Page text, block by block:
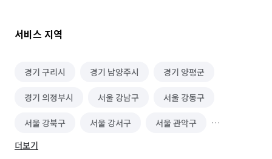
서비스 지역
경기 구리시 경기 남양주시 경기 양평군
경기 의정부시 서울 강남구 서울 강동구
서울 강북구 서울 강서구 서울 관악구
서울 광진구
더보기